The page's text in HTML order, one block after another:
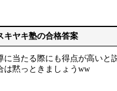
キヤキ塾の合格答案
に当たる際にも得点が高いと
は黙っときましょうww